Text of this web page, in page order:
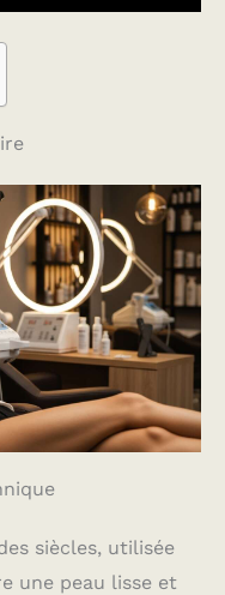
siècles, utilisée
une peau lisse et